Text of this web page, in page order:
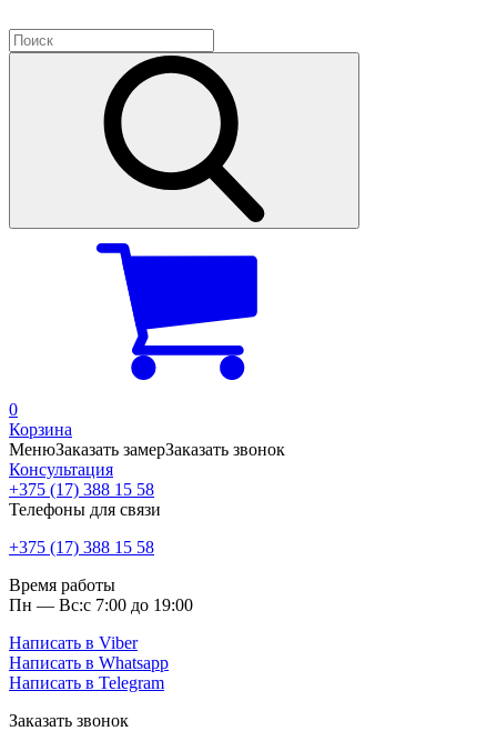
0
Корзина
МенюЗаказать замерЗаказать звонок
Консультация
+375 (17) 388 15 58
Телефоны для связи
+375 (17) 388 15 58
Время работы
Пн — Вс:с 7:00 до 19:00
Написать в Viber
Написать в Whatsapp
Написать в Telegram
Заказать звонок